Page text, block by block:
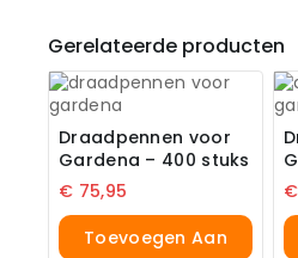
Gerelateerde producten
Draadpennen voor
Gardena – 400 stuks
€ 75,95
Toevoegen Aan
€